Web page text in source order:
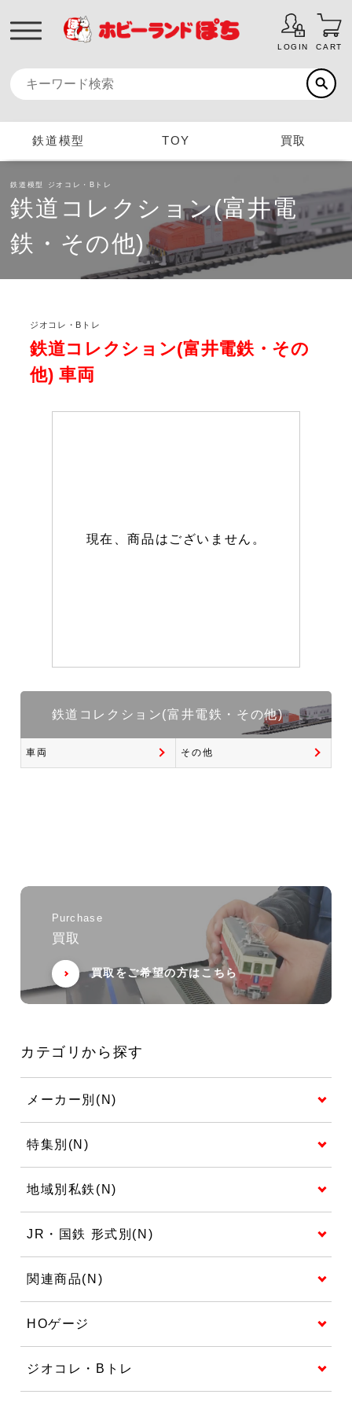
LOGIN CART
鉄道模型 TOY 買取
鉄道模型 ジオコレ・Bトレ
鉄道コレクション(富井電
鉄・その他)
ジオコレ・Bトレ
鉄道コレクション(富井電鉄・その
他) 車両
現在、商品はございません。
鉄道コレクション(富井電鉄・その他)
車両 その他
Purchase
買取
買取をご希望の方はこちら
カテゴリから探す
メーカー別(N)
特集別(N)
地域別私鉄(N)
JR・国鉄 形式別(N)
関連商品(N)
HOゲージ
ジオコレ・Bトレ